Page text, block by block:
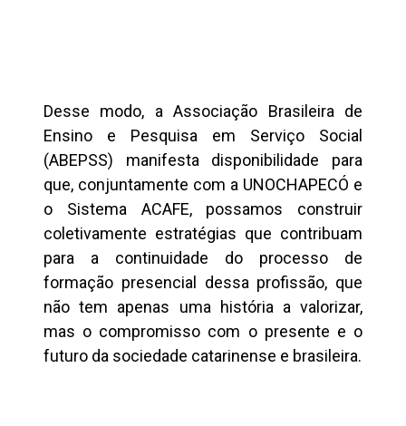
Desse modo, a Associação Brasileira de
Ensino e Pesquisa em Serviço Social
(ABEPSS) manifesta disponibilidade para
que, conjuntamente com a UNOCHAPECÓ e
o Sistema ACAFE, possamos construir
coletivamente estratégias que contribuam
para a continuidade do processo de
formação presencial dessa profissão, que
não tem apenas uma história a valorizar,
mas o compromisso com o presente e o
futuro da sociedade catarinense e brasileira.